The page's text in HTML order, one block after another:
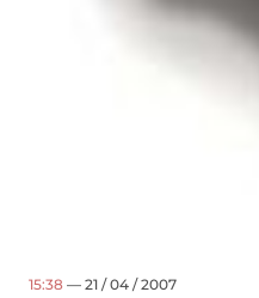
15:38 — 21 / 04 / 2007